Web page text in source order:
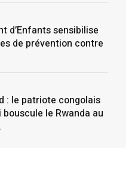
d’Enfants sensibilise
de prévention contre
: le patriote congolais
le Rwanda au